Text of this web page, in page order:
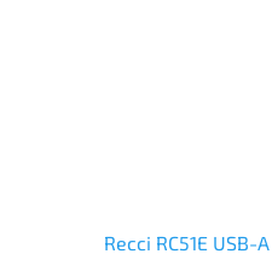
Recci RC51E